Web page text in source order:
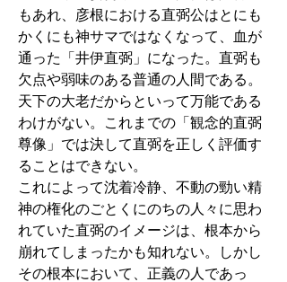
もあれ、彦根における直弼公はとにも
かくにも神サマではなくなって、血が
通った「井伊直弼」になった。直弼も
欠点や弱味のある普通の人間である。
天下の大老だからといって万能である
わけがない。これまでの「観念的直弼
尊像」では決して直弼を正しく評価す
ることはできない。
これによって沈着冷静、不動の勁い精
神の権化のごとくにのちの人々に思わ
れていた直弼のイメージは、根本から
崩れてしまったかも知れない。しかし
その根本において、正義の人であっ